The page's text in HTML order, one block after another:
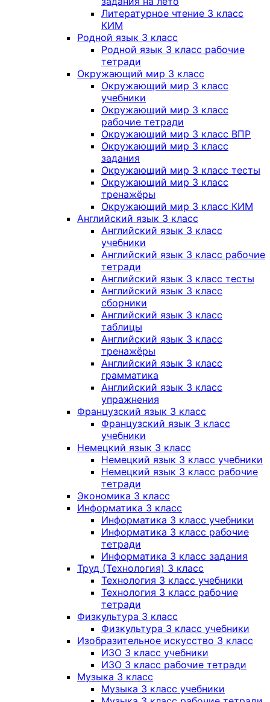
Литературное чтение 3 класс
КИМ
Родной язык 3 класс
Родной язык 3 класс рабочие
тетради
Окружающий мир 3 класс
Окружающий мир 3 класс
учебники
Окружающий мир 3 класс
рабочие тетради
Окружающий мир 3 класс ВПР
Окружающий мир 3 класс
задания
Окружающий мир 3 класс тесты
Окружающий мир 3 класс
тренажёры
Окружающий мир 3 класс КИМ
Английский язык 3 класс
Английский язык 3 класс
учебники
Английский язык 3 класс рабочие
тетради
Английский язык 3 класс тесты
Английский язык 3 класс
сборники
Английский язык 3 класс
таблицы
Английский язык 3 класс
тренажёры
Английский язык 3 класс
грамматика
Английский язык 3 класс
упражнения
Французский язык 3 класс
Французский язык 3 класс
учебники
Немецкий язык 3 класс
Немецкий язык 3 класс учебники
Немецкий язык 3 класс рабочие
тетради
Экономика 3 класс
Информатика 3 класс
Информатика 3 класс учебники
Информатика 3 класс рабочие
тетради
Информатика 3 класс задания
Труд (Технология) 3 класс
Технология 3 класс учебники
Технология 3 класс рабочие
тетради
Физкультура 3 класс
Физкультура 3 класс учебники
Изобразительное искусство 3 класс
ИЗО 3 класс учебники
ИЗО 3 класс рабочие тетради
Музыка 3 класс
Музыка 3 класс учебники